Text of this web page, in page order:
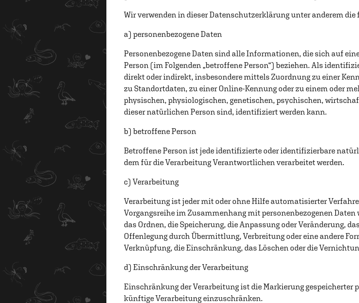
Wir verwenden in dieser Datenschutzerklärung unter anderem die
a) personenbezogene Daten
Personenbezogene Daten sind alle Informationen, die sich auf
Person (im Folgenden „betroffene Person“) beziehen. Als
direkt oder indirekt, insbesondere mittels Zuordnung zu einer
zu Standortdaten, zu einer Online-Kennung oder zu einem oder
physischen, physiologischen, genetischen, psychischen,
dieser natürlichen Person sind, identifiziert werden kann.
b) betroffene Person
Betroffene Person ist jede identifizierte oder identifizierbare
dem für die Verarbeitung Verantwortlichen verarbeitet werden.
c) Verarbeitung
Verarbeitung ist jeder mit oder ohne Hilfe automatisierter
Vorgangsreihe im Zusammenhang mit personenbezogenen Daten
das Ordnen, die Speicherung, die Anpassung oder Veränderung,
Offenlegung durch Übermittlung, Verbreitung oder eine andere
Verknüpfung, die Einschränkung, das Löschen oder die
d) Einschränkung der Verarbeitung
Einschränkung der Verarbeitung ist die Markierung gespeicherter
künftige Verarbeitung einzuschränken.